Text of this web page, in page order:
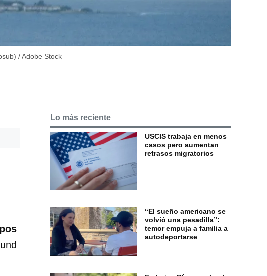
/ Adobe Stock
Lo más reciente
USCIS trabaja en menos
casos pero aumentan
retrasos migratorios
“El sueño americano se
volvió una pesadilla”:
temor empuja a familia a
autodeportarse